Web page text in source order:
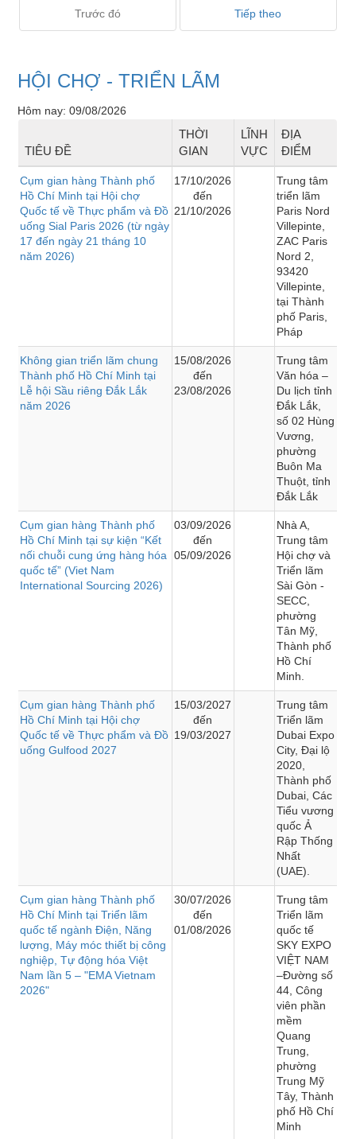
Trước đó Tiếp theo
HỘI CHỢ - TRIỂN LÃM
Hôm nay: 09/08/2026
TIÊU ĐỀ
THỜI
GIAN
LĨNH
VỰC
ĐỊA
ĐIỂM
Cụm gian hàng Thành phố
Hồ Chí Minh tại Hội chợ
Quốc tế về Thực phẩm và Đồ
uống Sial Paris 2026 (từ ngày
17 đến ngày 21 tháng 10
năm 2026)
17/10/2026
đến
21/10/2026
Trung tâm
triển lãm
Paris Nord
Villepinte,
ZAC Paris
Nord 2,
93420
Villepinte,
tại Thành
phố Paris,
Pháp
Không gian triển lãm chung
Thành phố Hồ Chí Minh tại
Lễ hội Sầu riêng Đắk Lắk
năm 2026
15/08/2026
đến
23/08/2026
Trung tâm
Văn hóa –
Du lịch tỉnh
Đắk Lắk,
số 02 Hùng
Vương,
phường
Buôn Ma
Thuột, tỉnh
Đắk Lắk
Cụm gian hàng Thành phố
Hồ Chí Minh tại sự kiện “Kết
nối chuỗi cung ứng hàng hóa
quốc tế” (Viet Nam
International Sourcing 2026)
03/09/2026
đến
05/09/2026
Nhà A,
Trung tâm
Hội chợ và
Triển lãm
Sài Gòn -
SECC,
phường
Tân Mỹ,
Thành phố
Hồ Chí
Minh.
Cụm gian hàng Thành phố
Hồ Chí Minh tại Hội chợ
Quốc tế về Thực phẩm và Đồ
uống Gulfood 2027
15/03/2027
đến
19/03/2027
Trung tâm
Triển lãm
Dubai Expo
City, Đại lộ
2020,
Thành phố
Dubai, Các
Tiểu vương
quốc Ả
Rập Thống
Nhất
(UAE).
Cụm gian hàng Thành phố
Hồ Chí Minh tại Triển lãm
quốc tế ngành Điện, Năng
lượng, Máy móc thiết bị công
nghiệp, Tự động hóa Việt
Nam lần 5 – "EMA Vietnam
2026"
30/07/2026
đến
01/08/2026
Trung tâm
Triển lãm
quốc tế
SKY EXPO
VIỆT NAM
–Đường số
44, Công
viên phần
mềm
Quang
Trung,
phường
Trung Mỹ
Tây, Thành
phố Hồ Chí
Minh